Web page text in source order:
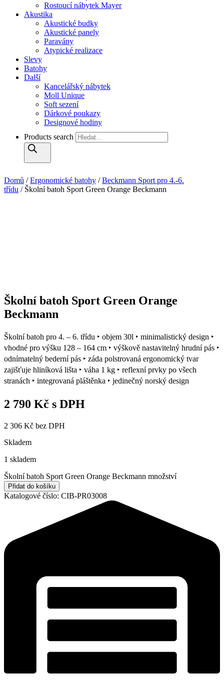
Rostoucí nábytek Mayer
Akustika
Akustické budky
Akustické panely
Paravány
Atypické realizace
Slevy
Batohy
Další
Kancelářský nábytek
Moll Unique
Soft sezení
Dárkové poukazy
Designové hodiny
Products search
Domů /Ergonomické batohy /Beckmann Sport pro 4.-6.
třídu / Školní batoh Sport Green Orange Beckmann
Školní batoh Sport Green Orange
Beckmann
Školní batoh pro 4. – 6. třídu ‣ objem 30l ‣ minimalistický design ‣
vhodné pro výšku 128 – 164 cm ‣ výškově nastavitelný hrudní pás ‣
odnímatelný bederní pás ‣ záda polstrovaná ergonomický tvar
zajišťuje hliníková lišta ‣ váha 1 kg ‣ reflexní prvky po všech
stranách ‣ integrovaná pláštěnka ‣ jedinečný norský design
2 790 Kč s DPH
2 306 Kč bez DPH
Skladem
1 skladem
Školní batoh Sport Green Orange Beckmann množství
Přidat do košíku
Katalogové číslo: CIB-PR03008